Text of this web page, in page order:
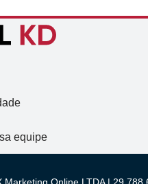
equipe